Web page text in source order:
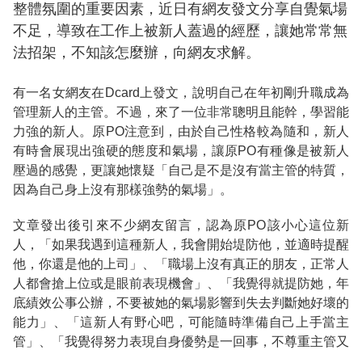
整體氛圍的重要因素，近日有網友發文分享自覺氣場
不足，導致在工作上被新人蓋過的經歷，讓她常常無
法招架，不知該怎麼辦，向網友求解。
有一名女網友在Dcard上發文，說明自己在年初剛升職成為
管理新人的主管。不過，來了一位非常聰明且能幹，學習能
力強的新人。原PO注意到，由於自己性格較為隨和，新人
有時會展現出強硬的態度和氣場，讓原PO有種像是被新人
壓過的感覺，更讓她懷疑「自己是不是沒有當主管的特質，
因為自己身上沒有那樣強勢的氣場」。
文章發出後引來不少網友留言，認為原PO該小心這位新
人，「如果我遇到這種新人，我會開始堤防他，並適時提醒
他，你還是他的上司」、「職場上沒有真正的朋友，正常人
人都會搶上位或是眼前表現機會」、「我覺得就提防她，年
底績效公事公辦，不要被她的氣場影響到失去判斷她好壞的
能力」、「這新人有野心吧，可能隨時準備自己上手當主
管」、「我覺得努力表現自身優勢是一回事，不尊重主管又